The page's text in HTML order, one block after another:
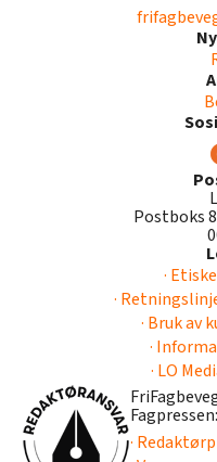
Postboks
·
·
· Bruk av
·
· LO
Fagpressen:
·